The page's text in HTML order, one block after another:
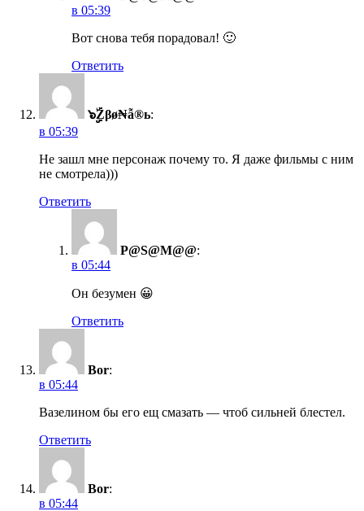
в 05:39
Вот снова тебя порадовал! 🙂
Ответить
๖ۣۣۜZβø₦ẫ®ь:
в 05:39
Не зашл мне персонаж почему то. Я даже фильмы с ним
не смотрела)))
Ответить
P@S@M@@:
в 05:44
Он безумен 😀
Ответить
Bor:
в 05:44
Вазелином бы его ещ смазать — чтоб сильней блестел.
Ответить
Bor:
в 05:44